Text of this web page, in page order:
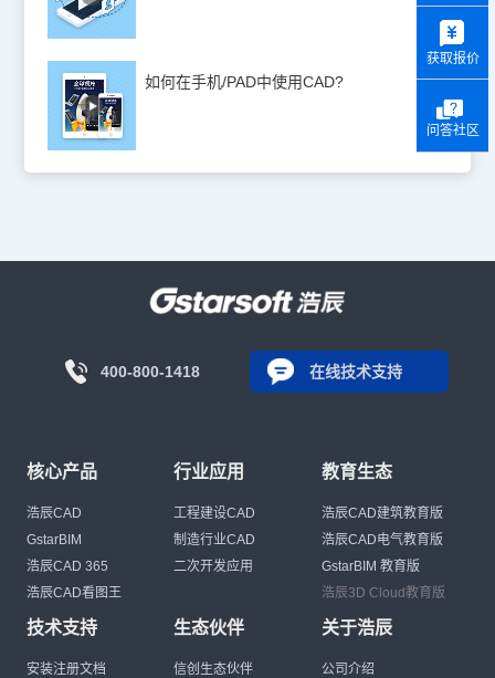
如何在手机/PAD中使用CAD?
400-800-1418 在线技术支持
核心产品
浩辰CAD
GstarBIM
浩辰CAD 365
浩辰CAD看图王
行业应用
工程建设CAD
制造行业CAD
二次开发应用
教育生态
浩辰CAD建筑教育版
浩辰CAD电气教育版
GstarBIM 教育版
浩辰3D Cloud教育版
技术支持
安装注册文档
生态伙伴
信创生态伙伴
关于浩辰
公司介绍
获取报价
问答社区